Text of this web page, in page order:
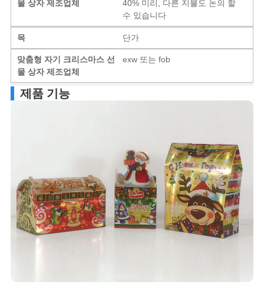
물 상자 제조업체
40% 미리, 다른 지불도 논의 할
수 있습니다
목 단가
맞춤형 자기 크리스마스 선
물 상자 제조업체
exw 또는 fob
제품 기능